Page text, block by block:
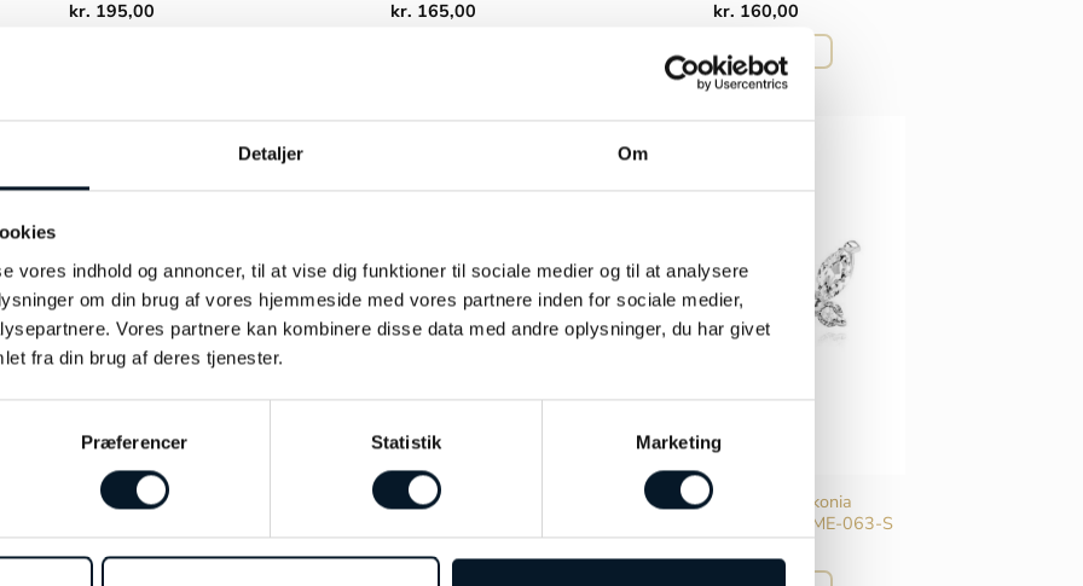
Detaljer Om
vores indhold og annoncer, til at vise dig funktioner til sociale medier og til at analysere
om din brug af vores hjemmeside med vores partnere inden for sociale medier,
Vores partnere kan kombinere disse data med andre oplysninger, du har givet
fra din brug af deres tjenester.
Præferencer Statistik Marketing
kr. 195,00
kr. 165,00
kr. 160,00
TILFØJ TIL KURV
by Bonells sølv Sommerfugle
by Bonells sølv Engel øreringe –
Merle Perle sølv zirkonia
Sommerfugle øreringe – ME-063-S